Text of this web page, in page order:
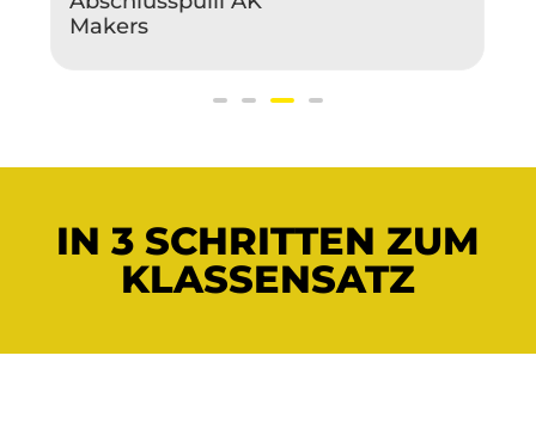
kann man nicht
IN 3 SCHRITTEN ZUM
KLASSENSATZ